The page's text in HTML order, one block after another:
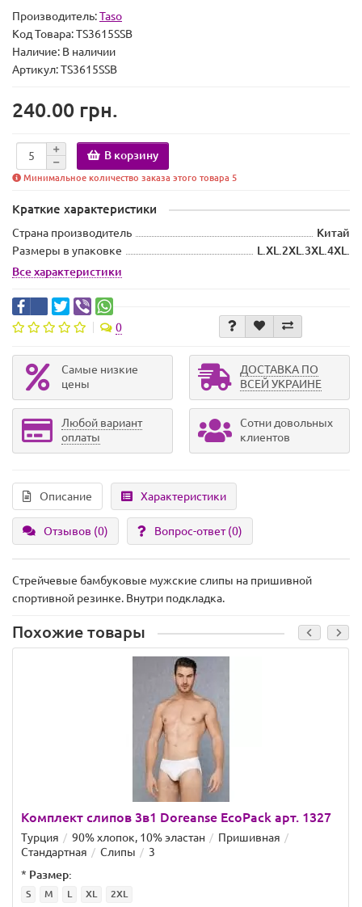
Производитель:Taso
Код Товара:TS3615SSB
Наличие: В наличии
Артикул: TS3615SSB
240.00 грн.
В корзину
Минимальное количество заказа этого товара 5
Краткие характеристики
Страна производитель
Китай
Размеры в упаковке
L.XL.2XL.3XL.4XL.
Все характеристики
0
Самые низкие
цены
ДОСТАВКА ПО
ВСЕЙ УКРАИНЕ
Любой вариант
оплаты
Сотни довольных
клиентов
Описание Характеристики
Отзывов (0) Вопрос-ответ(0)
Стрейчевые бамбуковые мужские слипы на пришивной
спортивной резинке. Внутри подкладка.
Похожие товары
Комплект слипов 3в1 Doreanse EcoPack арт. 1327
Турция 90% хлопок, 10% эластан
Пришивная
Стандартная
Слипы
3
* Размер:
S M L XL 2XL